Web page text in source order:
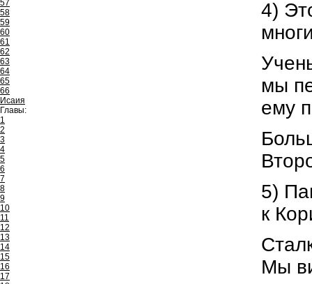
57
58
59
60
61
62
63
64
65
66
Исаия
Главы:
1
2
3
4
5
6
7
8
9
10
11
12
13
14
15
16
17
4)
мы
ему
5)
к
Мы